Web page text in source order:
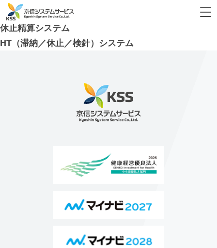
タグ:休止
休止精算システム
HT（滞納／休止／検針）システム